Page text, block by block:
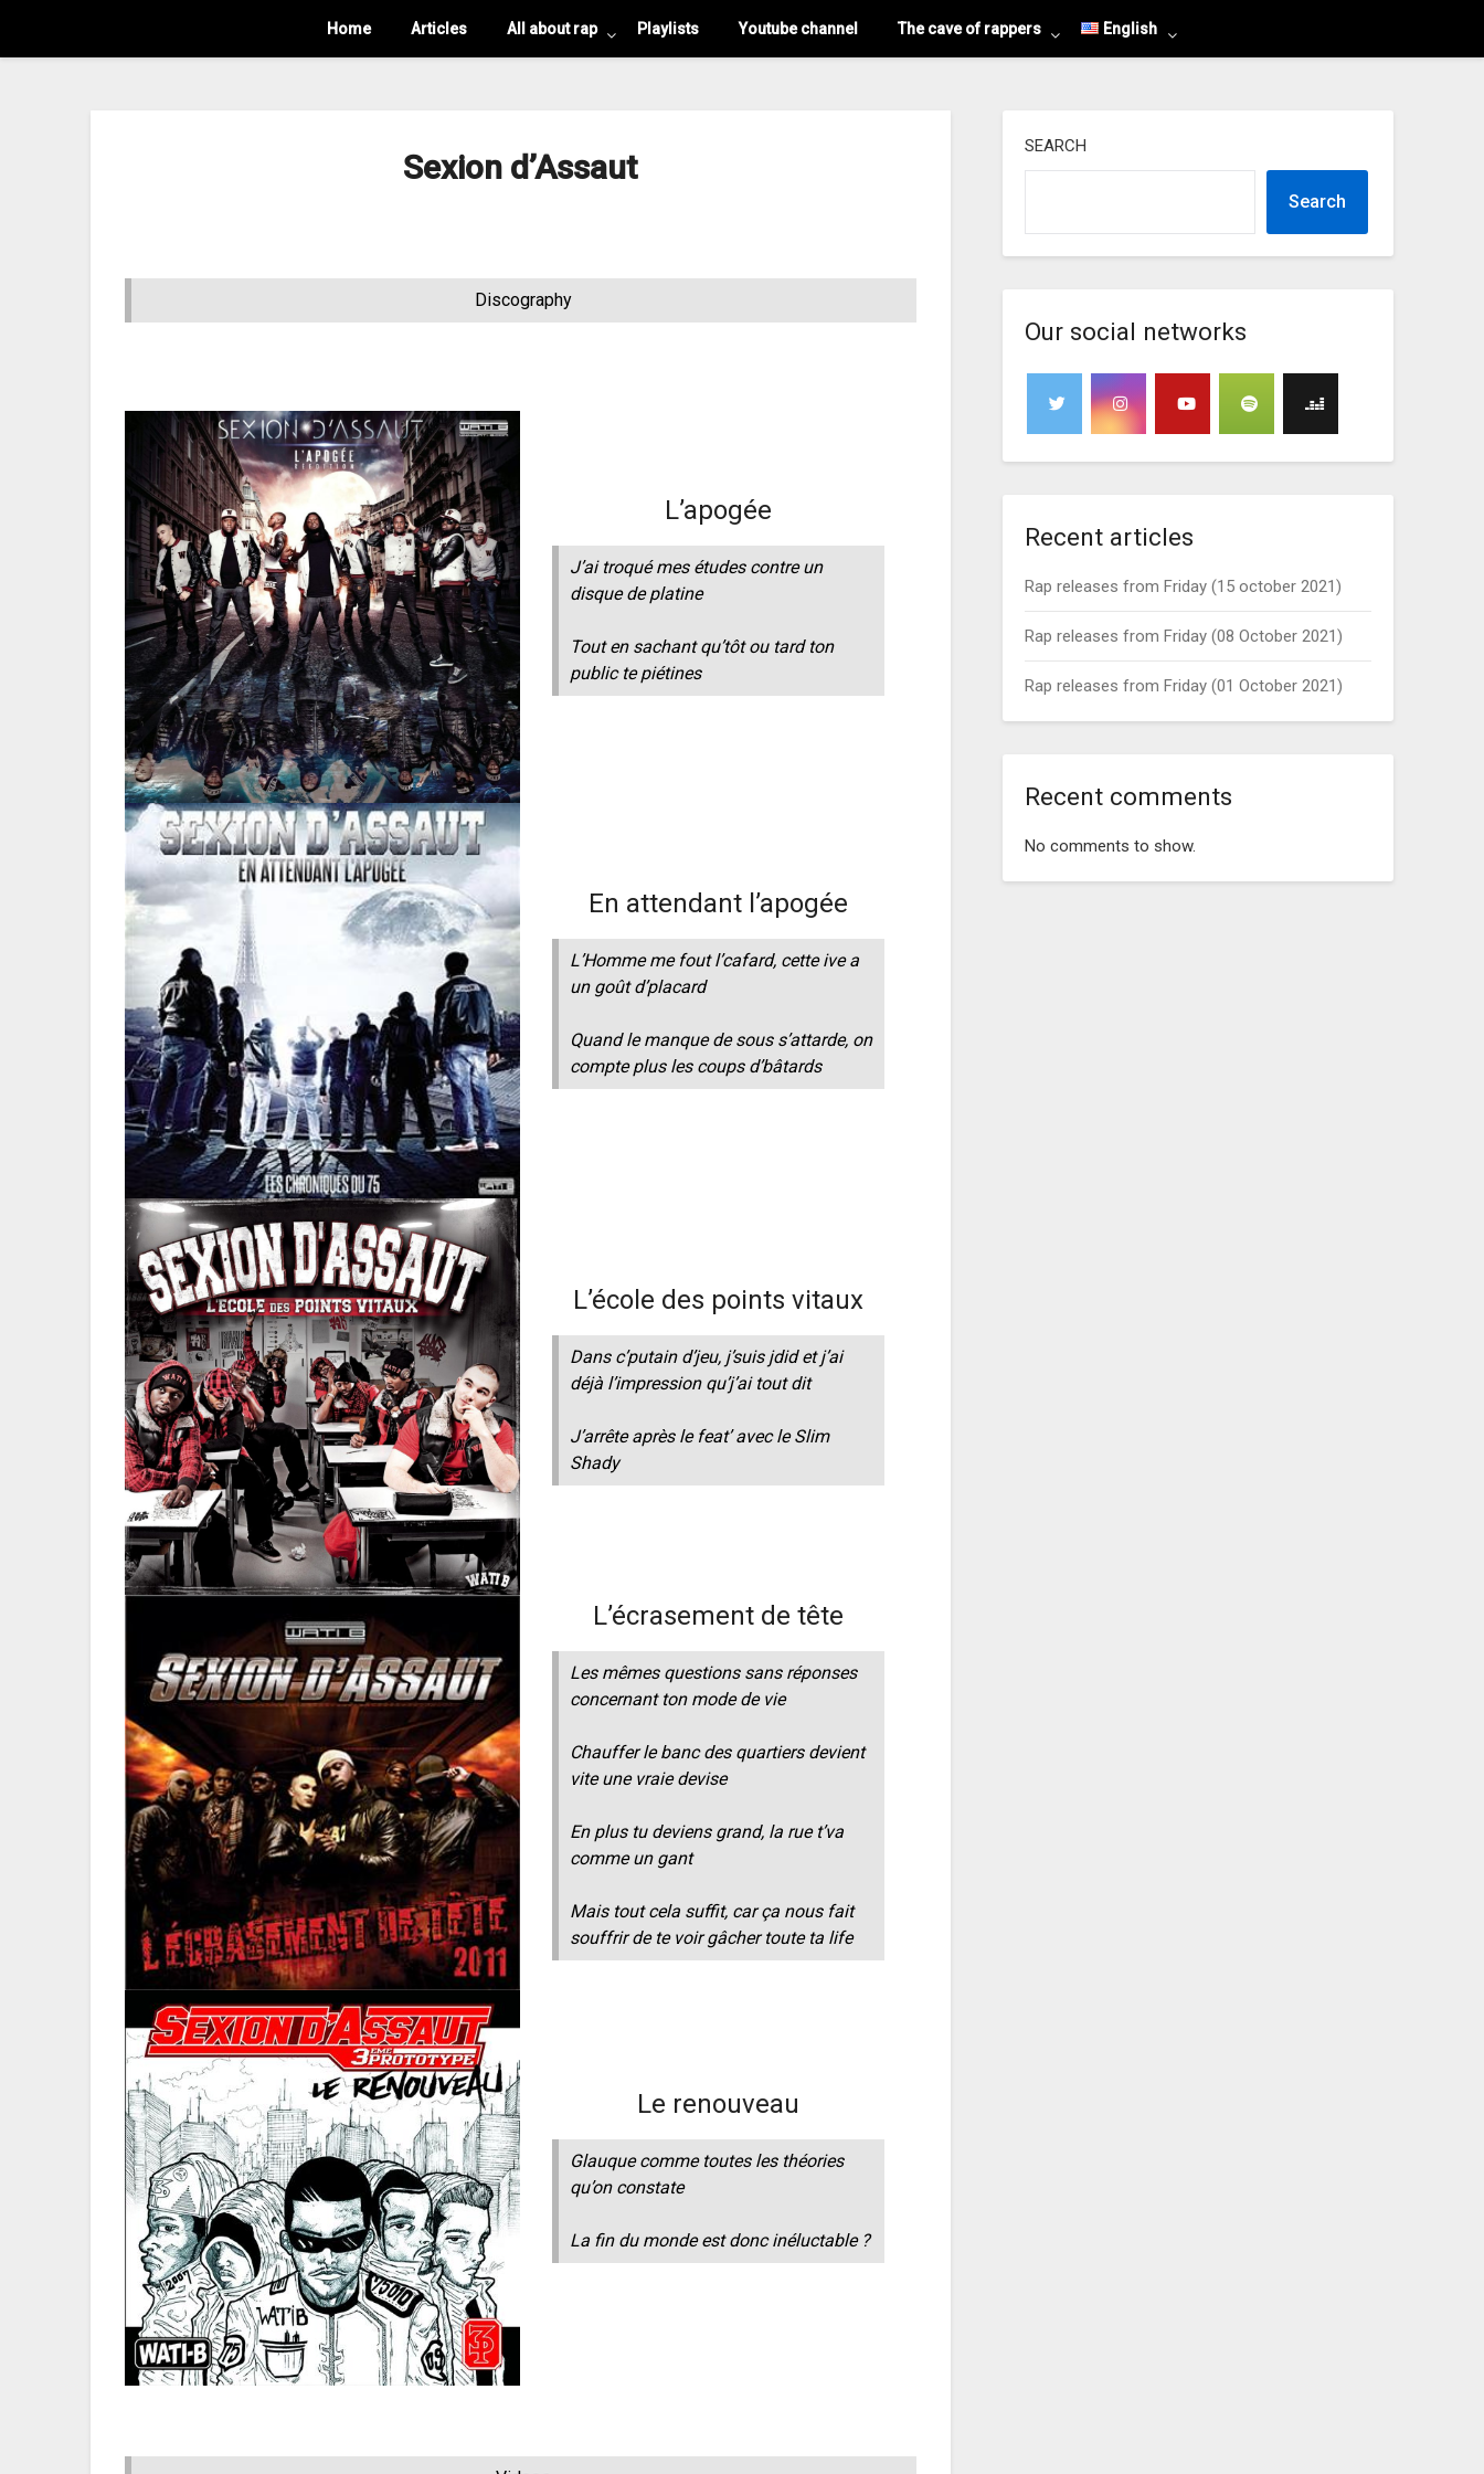
Home Articles All about rap Playlists Youtube channel The cave of rappers English
Sexion d’Assaut
Discography
L’apogée
J’ai troqué mes études contre un
disque de platine
Tout en sachant qu’tôt ou tard ton
public te piétines
En attendant l’apogée
L’Homme me fout l’cafard, cette ive a
un goût d’placard
Quand le manque de sous s’attarde, on
compte plus les coups d’bâtards
L’école des points vitaux
Dans c’putain d’jeu, j’suis jdid et j’ai
déjà l’impression qu’j’ai tout dit
J’arrête après le feat’ avec le Slim
Shady
L’écrasement de tête
Les mêmes questions sans réponses
concernant ton mode de vie
Chauffer le banc des quartiers devient
vite une vraie devise
En plus tu deviens grand, la rue t’va
comme un gant
Mais tout cela suffit, car ça nous fait
souffrir de te voir gâcher toute ta life
Le renouveau
Glauque comme toutes les théories
qu’on constate
La fin du monde est donc inéluctable ?
SEARCH
Search
Our social networks
Recent articles
Rap releases from Friday (15 october 2021)
Rap releases from Friday (08 October 2021)
Rap releases from Friday (01 October 2021)
Recent comments
No comments to show.